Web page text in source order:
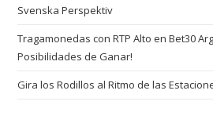
Svenska Perspektiv
Tragamonedas con RTP Alto en Bet30
Posibilidades de Ganar!
Gira los Rodillos al Ritmo de las